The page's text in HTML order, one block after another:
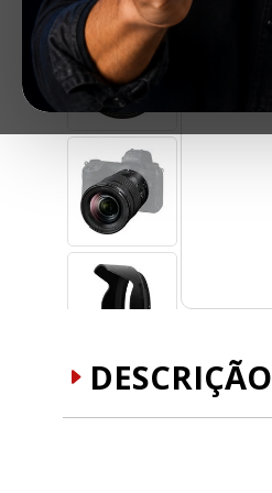
DESCRIÇÃO